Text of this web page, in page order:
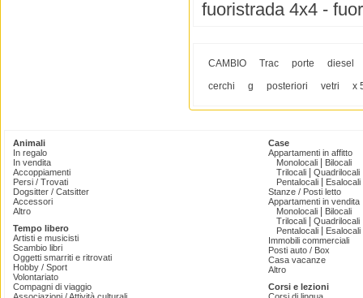
fuoristrada 4x4 -
CAMBIO Trac porte
diesel
cerchi
g posteriori vetri x
Animali
In regalo
In vendita
Accoppiamenti
Persi / Trovati
Dogsitter / Catsitter
Accessori
Altro
Tempo libero
Artisti e musicisti
Scambio libri
Oggetti smarriti e ritrovati
Hobby / Sport
Volontariato
Compagni di viaggio
Case
Appartamenti in affitto
Monolocali
Bilocali
Trilocali
Quadrilocali
Pentalocali
Esalocali
Stanze / Posti letto
Appartamenti in vendita
Monolocali
Bilocali
Trilocali
Quadrilocali
Pentalocali
Esalocali
Immobili commerciali
Posti auto / Box
Casa vacanze
Altro
Corsi e lezioni